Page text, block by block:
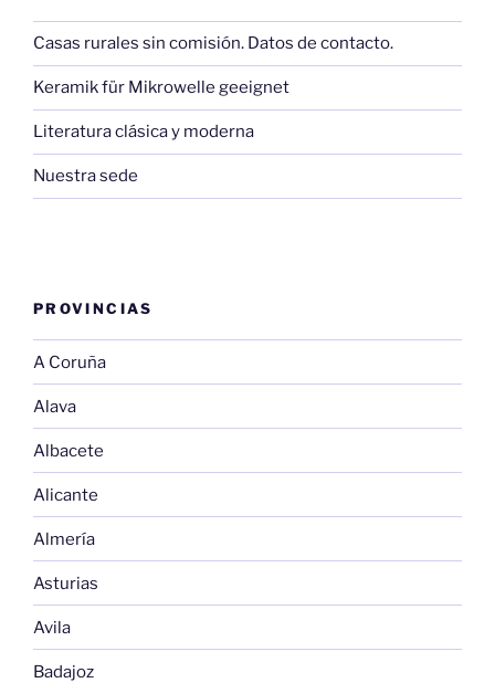
Casas rurales sin comisión. Datos de contacto.
Keramik für Mikrowelle geeignet
Literatura clásica y moderna
Nuestra sede
PROVINCIAS
A Coruña
Alava
Albacete
Alicante
Almería
Asturias
Avila
Badajoz